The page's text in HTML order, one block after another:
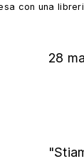
con una
28